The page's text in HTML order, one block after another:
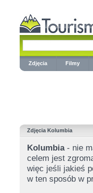
Zdjęcia Filmy
Zdjęcia Kolumbia
Kolumbia- nie
celem jest
więc jeśli jakieś
w ten sposób w